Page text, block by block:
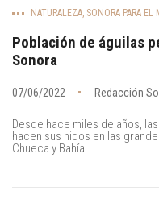
NATURALEZA, SONORA PARA EL
Población de águilas
Sonora
07/06/2022 Redacción
Desde hace miles de años,
hacen sus nidos en las
Chueca y Bahía...